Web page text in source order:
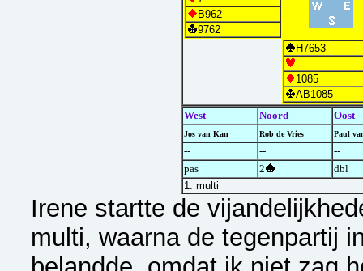
B962
9762
H7653
1085
AB1085
West
Noord Oost
Jos van Kan Rob de Vries Paul
-- --
--
pas
2 dbl
1. multi
Irene startte de
multi, waarna de tegenpartij